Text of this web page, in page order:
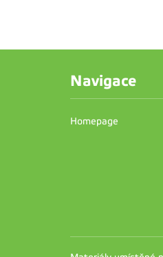
Navigace
Homepage